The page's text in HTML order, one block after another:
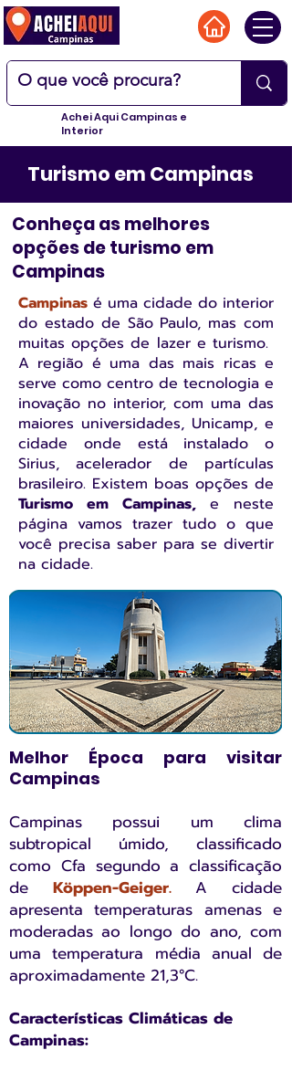
Achei Aqui Campinas e
Interior
Turismo em Campinas
Conheça as melhores
opções de turismo em
Campinas
Campinas é uma cidade do interior
do estado de São Paulo, mas com
muitas opções de lazer e turismo.
A região é uma das mais ricas e
serve como centro de tecnologia e
inovação no interior, com uma das
maiores universidades, Unicamp, e
cidade onde está instalado o
Sirius, acelerador de partículas
brasileiro. Existem boas opções de
Turismo em Campinas,e neste
página vamos trazer tudo o que
você precisa saber para se divertir
na cidade.
Melhor Época para visitar
Campinas
Campinas possui um clima
subtropical úmido, classificado
como Cfa segundo a classificação
de Köppen-Geiger.A cidade
apresenta temperaturas amenas e
moderadas ao longo do ano, com
uma temperatura média anual de
aproximadamente 21,3°C.
Características Climáticas de
Campinas: